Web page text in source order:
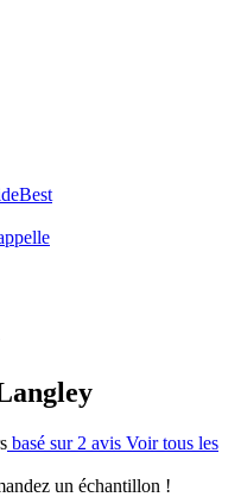
Best
basé sur 2 avis Voir tous les
un échantillon !